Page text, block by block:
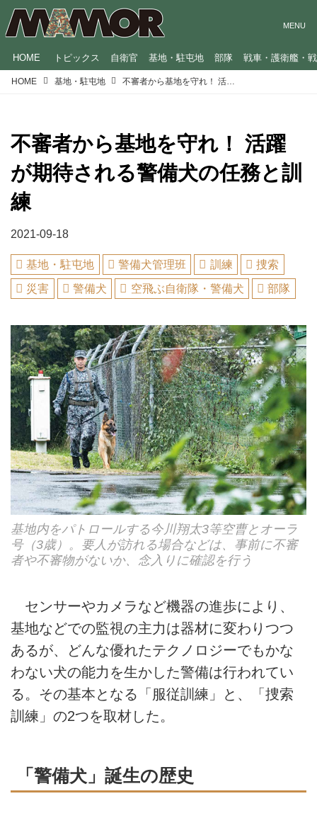
HOME トピックス 自衛官 基地・駐屯地 部隊 戦車・護衛艦・
HOME 基地・駐屯地
不審者から基地を守れ！ 活躍
が期待される警備犬の任務と訓
練
2021-09-18
基地・駐屯地 警備犬管理班 訓練
捜索
災害
警備犬 空飛ぶ自衛隊・警備犬 部隊
基地内をパトロールする今川翔太3等空曹とオーラ
号（3歳）。要人が訪れる場合などは、事前に不審
者や不審物がないか、念入りに確認を行う
センサーやカメラなど機器の進歩により、
基地などでの監視の主力は器材に変わりつつ
あるが、どんな優れたテクノロジーでもかな
わない犬の能力を生かした警備は行われてい
る。その基本となる「服従訓練」と、「捜索
訓練」の2つを取材した。
「警備犬」誕生の歴史